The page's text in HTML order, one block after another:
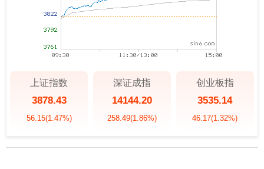
上证指数
3878.43
56.15(1.47%)
深证成指
14144.20
258.49(1.86%)
创业板指
3535.14
46.17(1.32%)